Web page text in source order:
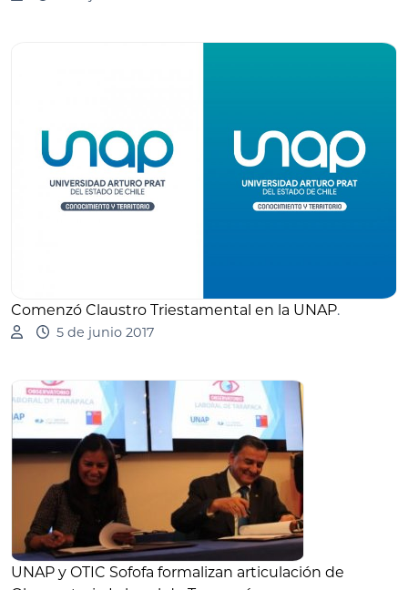
Comenzó Claustro Triestamental en la UNAP.
5 de junio 2017
UNAP y OTIC Sofofa formalizan articulación de